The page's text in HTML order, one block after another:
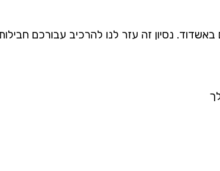
נסיון זה עזר לנו להרכיב עבורכם